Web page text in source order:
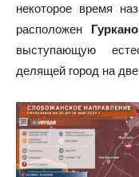
некоторое время
расположен
выступающую
делящей город на